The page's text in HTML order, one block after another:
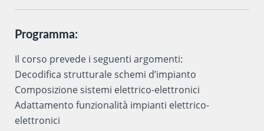
Programma:
Il corso prevede i seguenti argomenti:
Decodifica strutturale schemi d’impianto
Composizione sistemi elettrico-elettronici
Adattamento funzionalità impianti elettrico-
elettronici